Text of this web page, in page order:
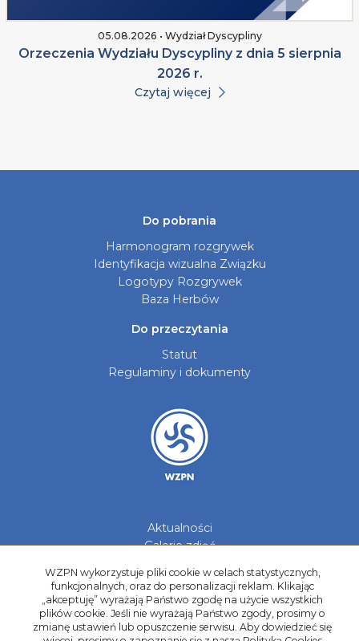
05.08.2026 • Wydział Dyscypliny
Orzeczenia Wydziału Dyscypliny z dnia 5 sierpnia
2026 r.
Czytaj więcej
Do pobrania
Harmonogram rozgrywek
Identyfikacja wizualna Związku
Logotypy Rozgrywek
Baza Herbów
Do przeczytania
Statut
Regulaminy i dokumenty
Aktualności
Galerie zdjęć
Kadry Regionów
Program Grantowy
Dziewczyny do Piłki
WZPN wykorzystuje pliki cookie w celach statystycznych,
funkcjonalnych, oraz do personalizacji reklam. Klikając
„akceptuję” wyrażają Państwo zgodę na użycie wszystkich
plików cookie. Jeśli nie wyrażają Państwo zgody, prosimy o
zmianę ustawień lub opuszczenie serwisu. Aby dowiedzieć się